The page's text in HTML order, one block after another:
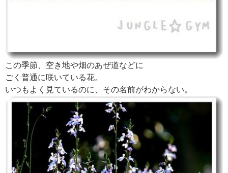
この季節、空き地や畑のあぜ道などに
ごく普通に咲いている花。
いつもよく見ているのに、その名前がわからない。